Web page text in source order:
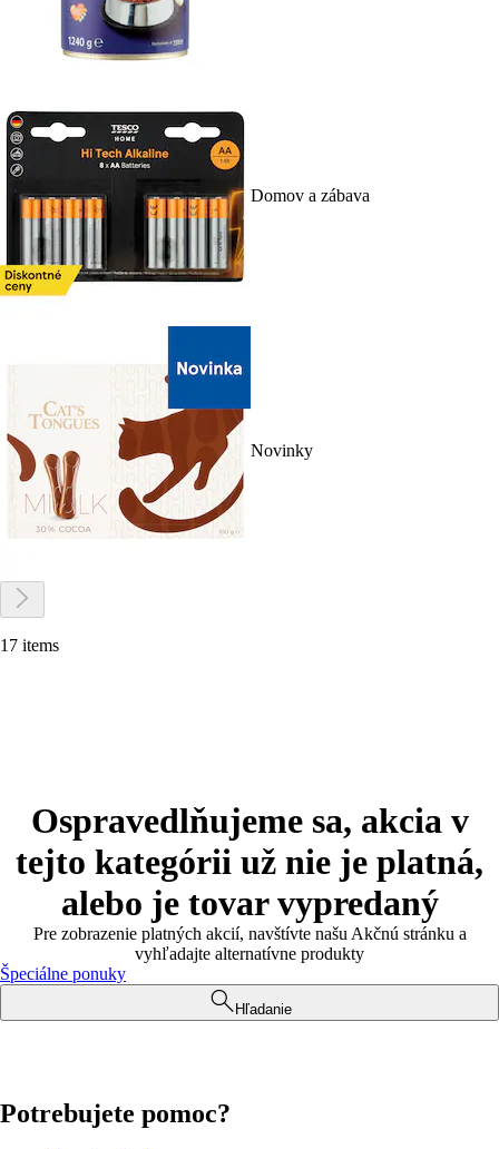
Domov a zábava
Novinky
17 items
Ospravedlňujeme sa, akcia v
tejto kategórii už nie je platná,
alebo je tovar vypredaný
Pre zobrazenie platných akcií, navštívte našu Akčnú stránku a
vyhľadajte alternatívne produkty
Špeciálne ponuky
Hľadanie
Potrebujete pomoc?